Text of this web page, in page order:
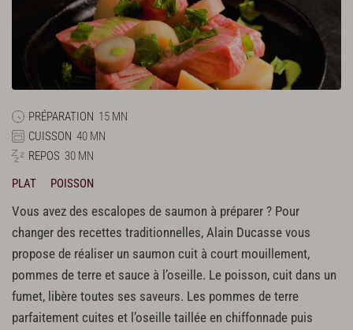
PRÉPARATION 15 MN
CUISSON 40 MN
REPOS 30 MN
PLAT
POISSON
Vous avez des escalopes de saumon à préparer ? Pour
changer des recettes traditionnelles, Alain Ducasse vous
propose de réaliser un saumon cuit à court mouillement,
pommes de terre et sauce à l’oseille. Le poisson, cuit dans un
fumet, libère toutes ses saveurs. Les pommes de terre
parfaitement cuites et l’oseille taillée en chiffonnade puis